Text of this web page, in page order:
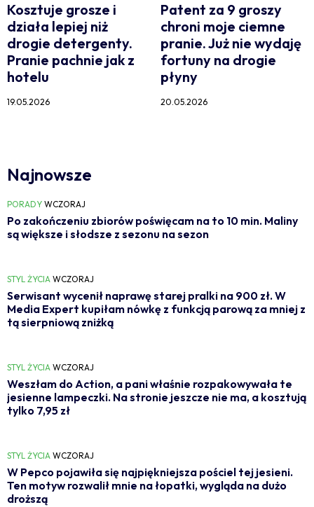
Kosztuje grosze i
działa lepiej niż
drogie detergenty.
Pranie pachnie jak z
hotelu
19.05.2026
Patent za 9 groszy
chroni moje ciemne
pranie. Już nie wydaję
fortuny na drogie
płyny
20.05.2026
Najnowsze
PORADY WCZORAJ
Po zakończeniu zbiorów poświęcam na to 10 min. Maliny
są większe i słodsze z sezonu na sezon
STYL ŻYCIA WCZORAJ
Serwisant wycenił naprawę starej pralki na 900 zł. W
Media Expert kupiłam nówkę z funkcją parową za mniej z
tą sierpniową zniżką
STYL ŻYCIA WCZORAJ
Weszłam do Action, a pani właśnie rozpakowywała te
jesienne lampeczki. Na stronie jeszcze nie ma, a kosztują
tylko 7,95 zł
STYL ŻYCIA WCZORAJ
W Pepco pojawiła się najpiękniejsza pościel tej jesieni.
Ten motyw rozwalił mnie na łopatki, wygląda na dużo
droższą